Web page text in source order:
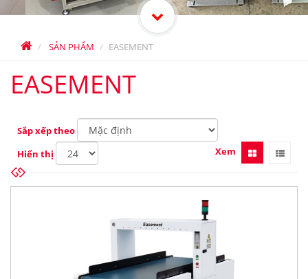
SẢN PHẨM EASEMENT
EASEMENT
Sắp xếp theo
Hiển thị
Xem